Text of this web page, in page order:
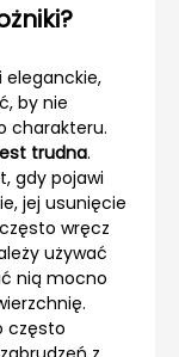
eleganckie,
by nie
charakteru.
trudna.
gdy pojawi
jej usunięcie
wręcz
używać
nią mocno
często